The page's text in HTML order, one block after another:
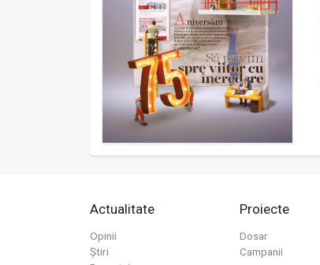
Actualitate
Opinii
Știri
Proiecte
Dosar
Campanii